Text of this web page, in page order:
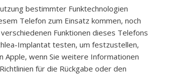
bestimmter Funktechnologien
Telefon zum Einsatz kommen, noch
Funktionen dieses Telefons
Implantat testen, um festzustellen,
Apple, wenn Sie weitere Informationen
für die Rückgabe oder den